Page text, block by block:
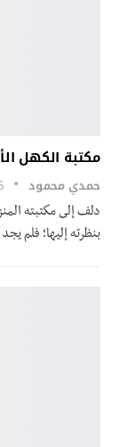
مكتبة الكهل
حمدي محمود 6
دلف إلى مكتبته
بنظرته إليها؛ فلم